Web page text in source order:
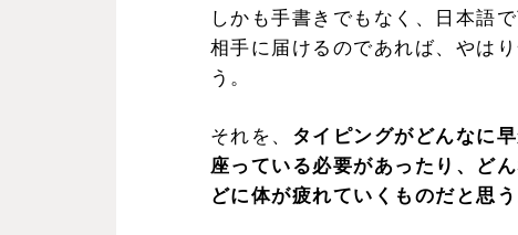
しかも手書きでもなく、日本語
相手に届けるのであれば、やは
う。
それを、 タイピングがどんなに
座っている必要があったり、ど
どに体が疲れていくものだと思う